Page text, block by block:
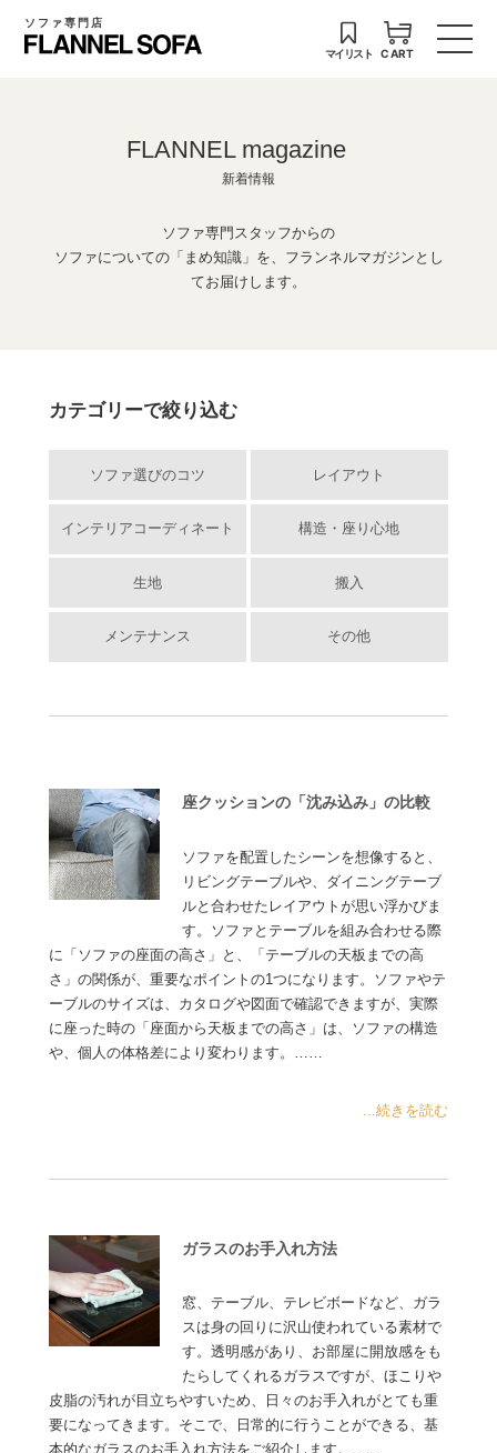
ソファ専門店
マイリスト CART
FLANNEL magazine
新着情報
ソファ専門スタッフからの
ソファについての「まめ知識」を、フランネルマガジンとし
てお届けします。
カテゴリーで絞り込む
ソファ選びのコツ レイアウト
インテリアコーディネート 構造・座り心地
生地 搬入
メンテナンス その他
座クッションの「沈み込み」の比較
ソファを配置したシーンを想像すると、
リビングテーブルや、ダイニングテーブ
ルと合わせたレイアウトが思い浮かびま
す。ソファとテーブルを組み合わせる際
に「ソファの座面の高さ」と、「テーブルの天板までの高
さ」の関係が、重要なポイントの1つになります。ソファやテ
ーブルのサイズは、カタログや図面で確認できますが、実際
に座った時の「座面から天板までの高さ」は、ソファの構造
や、個人の体格差により変わります。……
...続きを読む
ガラスのお手入れ方法
窓、テーブル、テレビボードなど、ガラ
スは身の回りに沢山使われている素材で
す。透明感があり、お部屋に開放感をも
たらしてくれるガラスですが、ほこりや
皮脂の汚れが目立ちやすいため、日々のお手入れがとても重
要になってきます。そこで、日常的に行うことができる、基
本的なガラスのお手入れ方法をご紹介します。……